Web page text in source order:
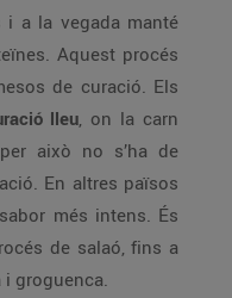
i a la vegada manté
Aquest procés
de curació. Els
lleu, on la carn
això no s’ha de
En altres països
més intens. És
de salaó, fins a
i groguenca.